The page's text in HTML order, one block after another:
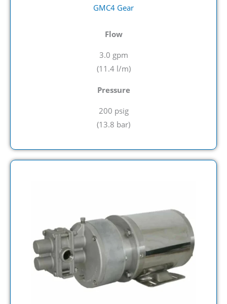
GMC4 Gear
Flow
3.0 gpm
(11.4 l/m)
Pressure
200 psig
(13.8 bar)